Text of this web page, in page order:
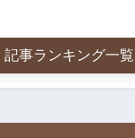
記事ランキング一覧